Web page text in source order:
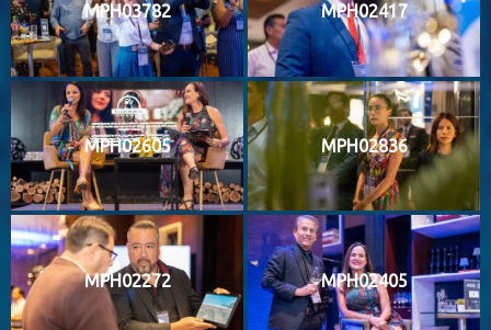
MPH03782 MPH02417
MPH02605 MPH02836
MPH02272 MPH02405